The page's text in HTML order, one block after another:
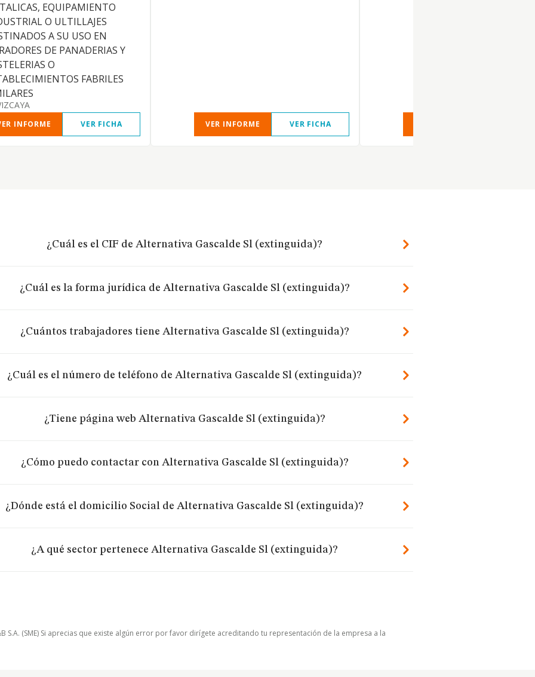
EQUIPAMIENTO
O ULTILLAJES
A SU USO EN
DE PANADERIAS Y
O
FABRILES
INFORME VER FICHA VER INFORME VER FICHA
¿Cuál es el CIF de Alternativa Gascalde Sl (extinguida)?
¿Cuál es la forma jurídica de Alternativa Gascalde Sl (extinguida)?
¿Cuántos trabajadores tiene Alternativa Gascalde Sl (extinguida)?
¿Cuál es el número de teléfono de Alternativa Gascalde Sl (extinguida)?
¿Tiene página web Alternativa Gascalde Sl (extinguida)?
¿Cómo puedo contactar con Alternativa Gascalde Sl (extinguida)?
¿Dónde está el domicilio Social de Alternativa Gascalde Sl (extinguida)?
¿A qué sector pertenece Alternativa Gascalde Sl (extinguida)?
(SME) Si aprecias que existe algún error por favor dirígete acreditando tu representación de la empresa a la